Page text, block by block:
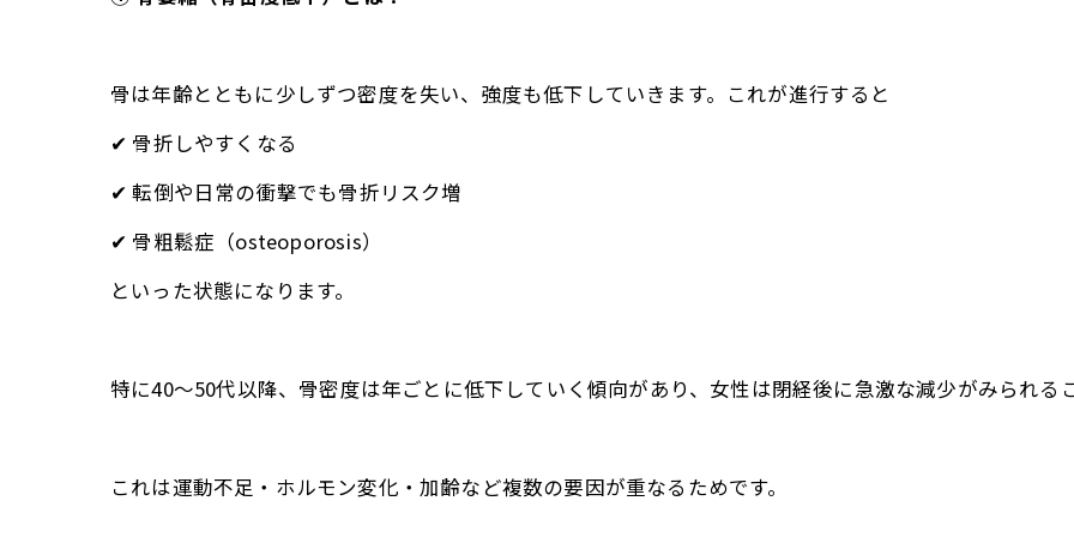
骨は年齢とともに少しずつ密度を失い、強度も低下していきます。これが進行すると
✔ 骨折しやすくなる
✔ 転倒や日常の衝撃でも骨折リスク増
✔ 骨粗鬆症（osteoporosis）
といった状態になります。
特に40〜50代以降、骨密度は年ごとに低下していく傾向があり、女性は閉経後に急激な減少がみられる
これは運動不足・ホルモン変化・加齢など複数の要因が重なるためです。